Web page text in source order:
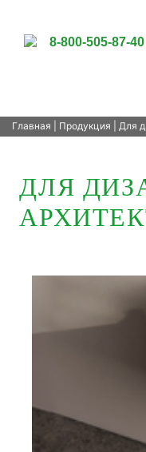
8-800-505-87-40
Главная Продукция | Для
ДЛЯ